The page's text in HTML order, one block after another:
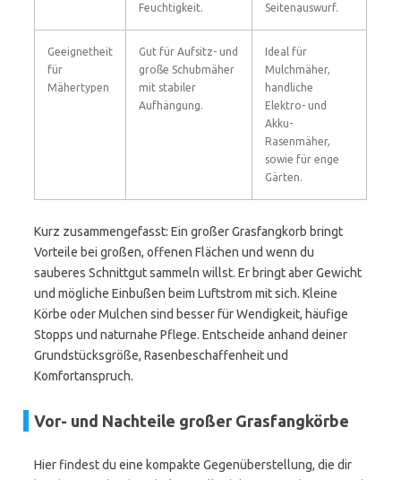
Feuchtigkeit.
Seitenauswurf.
Geeignetheit
für
Mähertypen
Gut für Aufsitz- und
große Schubmäher
mit stabiler
Aufhängung.
Ideal für
Mulchmäher,
handliche
Elektro- und
Akku-
Rasenmäher,
sowie für enge
Gärten.
Kurz zusammengefasst: Ein großer Grasfangkorb bringt
Vorteile bei großen, offenen Flächen und wenn du
sauberes Schnittgut sammeln willst. Er bringt aber Gewicht
und mögliche Einbußen beim Luftstrom mit sich. Kleine
Körbe oder Mulchen sind besser für Wendigkeit, häufige
Stopps und naturnahe Pflege. Entscheide anhand deiner
Grundstücksgröße, Rasenbeschaffenheit und
Komfortanspruch.
Vor- und Nachteile großer Grasfangkörbe
Hier findest du eine kompakte Gegenüberstellung, die dir